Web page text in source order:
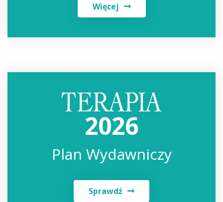
Więcej
2026
Plan Wydawniczy
Sprawdź